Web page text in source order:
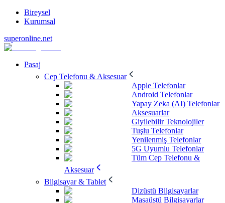
Bireysel
Kurumsal
superonline.net
Pasaj
Cep Telefonu & Aksesuar
Apple Telefonlar
Android Telefonlar
Yapay Zeka (AI) Telefonlar
Aksesuarlar
Giyilebilir Teknolojiler
Tuşlu Telefonlar
Yenilenmiş Telefonlar
5G Uyumlu Telefonlar
Tüm Cep Telefonu &
Aksesuar
Bilgisayar & Tablet
Dizüstü Bilgisayarlar
Masaüstü Bilgisayarlar